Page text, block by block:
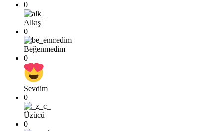
0
Alkış
0
Beğenmedim
0
Sevdim
0
Üzücü
0